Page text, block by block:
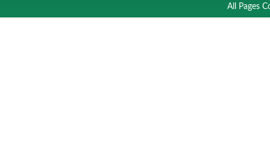
All Pages